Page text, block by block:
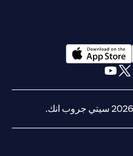
(opens in a new tab)